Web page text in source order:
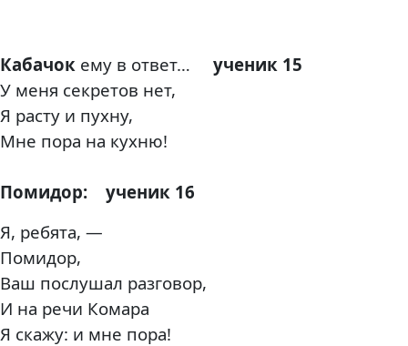
Кабачок ему в ответ… ученик 15
У меня секретов нет,
Я расту и пухну,
Мне пора на кухню!
Помидор:
ученик 16
Я, ребята, —
Помидор,
Ваш послушал разговор,
И на речи Комара
Я скажу: и мне пора!